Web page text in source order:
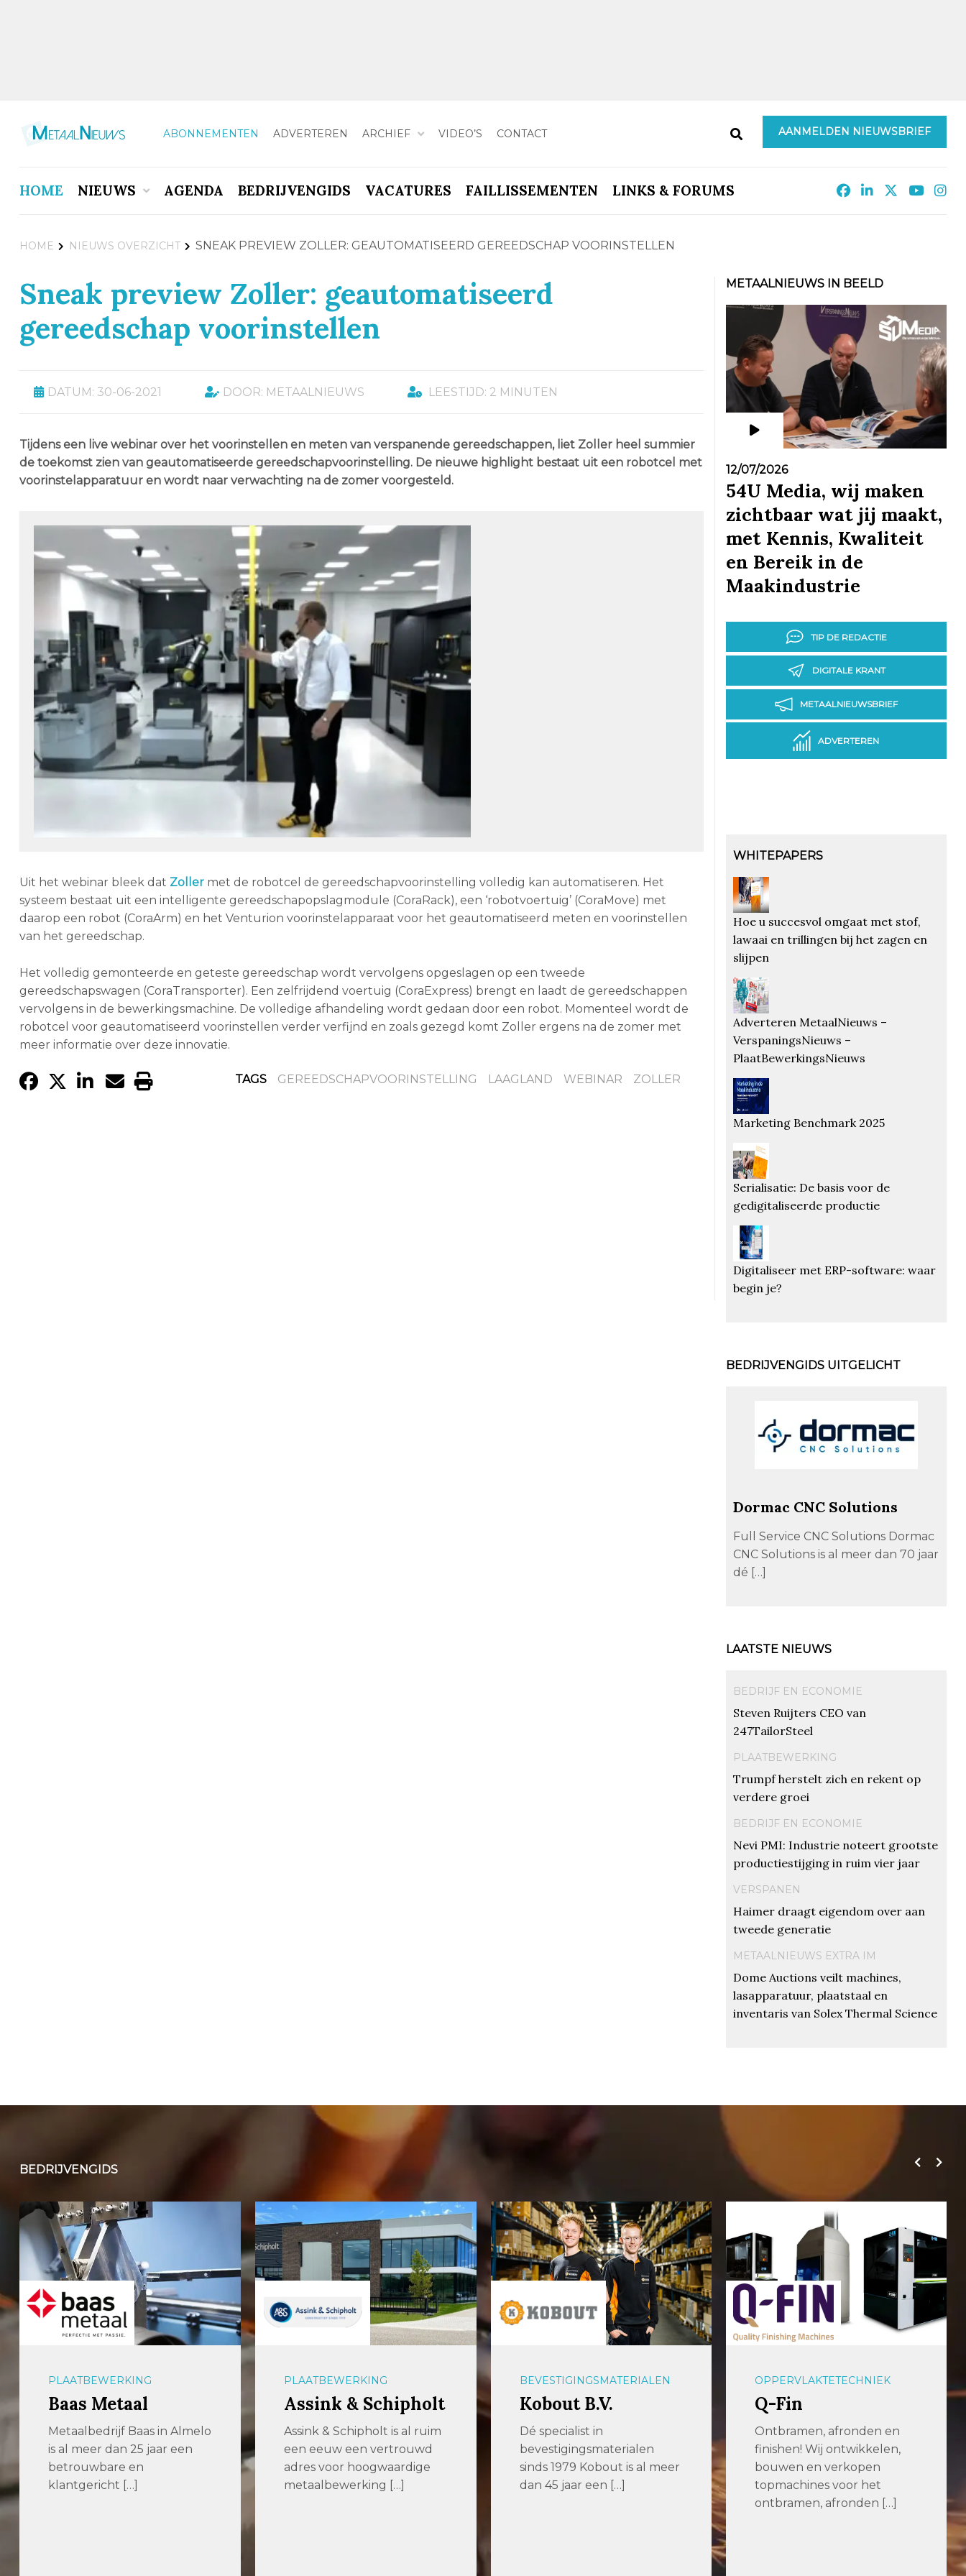
ABONNEMENTEN ADVERTEREN ARCHIEF VIDEO’S CONTACT AANMELDEN NIEUWSBRIEF
HOME NIEUWS AGENDA BEDRIJVENGIDS VACATURES FAILLISSEMENTEN LINKS & FORUMS
HOME NIEUWS OVERZICHT SNEAK PREVIEW ZOLLER: GEAUTOMATISEERD GEREEDSCHAP VOORINSTELLEN
Sneak preview Zoller: geautomatiseerd
gereedschap voorinstellen
DATUM: 30-06-2021 DOOR: METAALNIEUWS LEESTIJD: 2 MINUTEN
Tijdens een live webinar over het voorinstellen en meten van verspanende gereedschappen, liet Zoller heel summier
de toekomst zien van geautomatiseerde gereedschapvoorinstelling. De nieuwe highlight bestaat uit een robotcel met
voorinstelapparatuur en wordt naar verwachting na de zomer voorgesteld.
Uit het webinar bleek dat Zollermet de robotcel de gereedschapvoorinstelling volledig kan automatiseren. Het
systeem bestaat uit een intelligente gereedschapopslagmodule (CoraRack), een ‘robotvoertuig’ (CoraMove) met
daarop een robot (CoraArm) en het Venturion voorinstelapparaat voor het geautomatiseerd meten en voorinstellen
van het gereedschap.
Het volledig gemonteerde en geteste gereedschap wordt vervolgens opgeslagen op een tweede
gereedschapswagen (CoraTransporter). Een zelfrijdend voertuig (CoraExpress) brengt en laadt de gereedschappen
vervolgens in de bewerkingsmachine. De volledige afhandeling wordt gedaan door een robot. Momenteel wordt de
robotcel voor geautomatiseerd voorinstellen verder verfijnd en zoals gezegd komt Zoller ergens na de zomer met
meer informatie over deze innovatie.
TAGS GEREEDSCHAPVOORINSTELLING LAAGLAND WEBINAR ZOLLER
METAALNIEUWS IN BEELD
12/07/2026
54U Media, wij maken
zichtbaar wat jij maakt,
met Kennis, Kwaliteit
en Bereik in de
Maakindustrie
TIP DE REDACTIE
DIGITALE KRANT
METAALNIEUWSBRIEF
ADVERTEREN
WHITEPAPERS
Hoe u succesvol omgaat met stof,
lawaai en trillingen bij het zagen en
slijpen
Adverteren MetaalNieuws –
VerspaningsNieuws –
PlaatBewerkingsNieuws
Marketing Benchmark 2025
Serialisatie: De basis voor de
gedigitaliseerde productie
Digitaliseer met ERP-software: waar
begin je?
BEDRIJVENGIDS UITGELICHT
Dormac CNC Solutions
Full Service CNC Solutions Dormac
CNC Solutions is al meer dan 70 jaar
dé […]
LAATSTE NIEUWS
BEDRIJF EN ECONOMIE
Steven Ruijters CEO van
247TailorSteel
PLAATBEWERKING
Trumpf herstelt zich en rekent op
verdere groei
BEDRIJF EN ECONOMIE
Nevi PMI: Industrie noteert grootste
productiestijging in ruim vier jaar
VERSPANEN
Haimer draagt eigendom over aan
tweede generatie
METAALNIEUWS EXTRA IM
Dome Auctions veilt machines,
lasapparatuur, plaatstaal en
inventaris van Solex Thermal Science
BEDRIJVENGIDS
PLAATBEWERKING
Baas Metaal
Metaalbedrijf Baas in Almelo
is al meer dan 25 jaar een
betrouwbare en
klantgericht […]
PLAATBEWERKING
Assink & Schipholt
Assink & Schipholt is al ruim
een eeuw een vertrouwd
adres voor hoogwaardige
metaalbewerking […]
BEVESTIGINGSMATERIALEN
Kobout B.V.
Dé specialist in
bevestigingsmaterialen
sinds 1979 Kobout is al meer
dan 45 jaar een […]
OPPERVLAKTETECHNIEK
Q-Fin
Ontbramen, afronden en
finishen! Wij ontwikkelen,
bouwen en verkopen
topmachines voor het
ontbramen, afronden […]